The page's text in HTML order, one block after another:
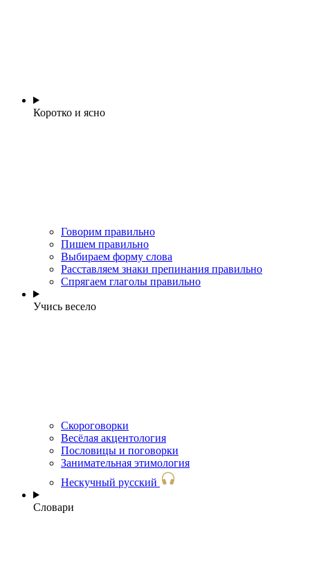
Коротко и ясно
Говорим правильно
Пишем правильно
Выбираем форму слова
Расставляем знаки препинания правильно
Спрягаем глаголы правильно
Учись весело
Скороговорки
Весёлая акцентология
Пословицы и поговорки
Занимательная этимология
Нескучный русский
Словари